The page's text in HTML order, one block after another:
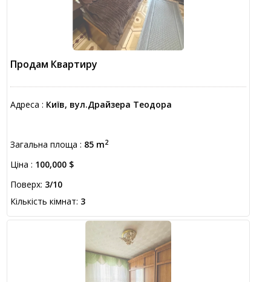
Продам Квартиру
Адреса : Київ, вул.Драйзера Теодора
Загальна площа : 85 m2
Ціна : 100,000 $
Поверх: 3/10
Кількість кімнат: 3